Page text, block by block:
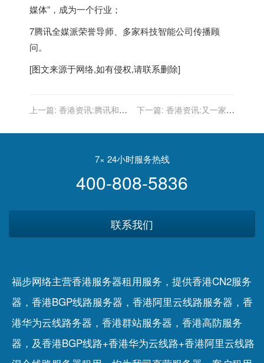
媒体”，成为一个行业；
7腾讯全媒派荣誉导师、多家科技智能公司传播顾
问。
[图文来源于网络,如有侵权,请联系删除]
上一篇: 香港资讯:腾讯和网
未成年人游戏限玩的通知
下一篇: 香港资讯:又一家流
科技冲刺IPO，三年半巨亏
7× 24小时服务热线
400-808-5836
联系我们
福步网络主营香港服务器租用服务，提供香港CN2服务
器，香港BGP线路服务器，香港阿里云线路服务器，香
港华为云线路务器，香港群站服务器，香港高防服务
器，及香港BGP线路+香港华为云线路+香港阿里云线路